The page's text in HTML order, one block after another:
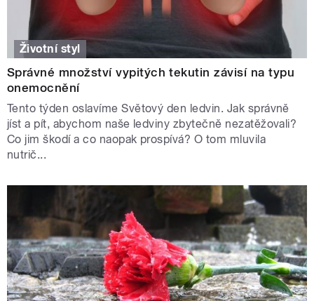
Životní styl
Správné množství vypitých tekutin závisí na typu
onemocnění
Tento týden oslavíme Světový den ledvin. Jak správně
jíst a pít, abychom naše ledviny zbytečně nezatěžovali?
Co jim škodí a co naopak prospívá? O tom mluvila
nutrič...